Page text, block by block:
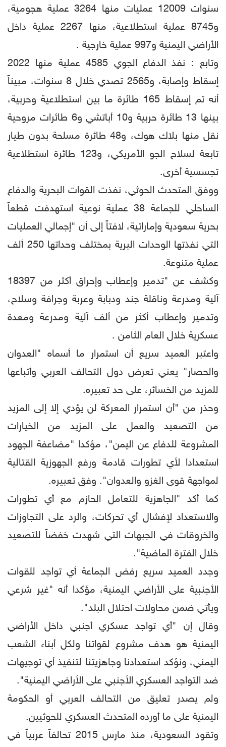
سنوات 12009 عمليات منها 3264 عملية هجومية،
و8745 عملية استطلاعية، منها 2267 عملية داخل
الأراضي اليمنية و997 عملية خارجية .
وتابع : نفذ الدفاع الجوي 4585 عملية منها 2022
إسقاط وإصابة، و2565 تصدي خلال 8 سنوات، مبيناً
أنه تم إسقاط 165 طائرة ما بين استطلاعية وحربية،
بينها 13 طائرة حربية و10 أباتشي و6 طائرات مروحية
نقل منها بلاك هوك، و48 طائرة مسلحة بدون طيار
تابعة لسلاح الجو الأمريكي، و123 طائرة استطلاعية
تجسسية أخرى.
ووفق المتحدث الحوثي، نفذت القوات البحرية والدفاع
الساحلي للجماعة 38 عملية نوعية استهدفت قطعاً
بحرية سعودية وإماراتية، لافتاً إلى أن "إجمالي العمليات
التي نفذتها الوحدات البرية بمختلف وحداتها 250 ألف
عملية متنوعة.
وكشف عن "تدمير وإعطاب وإحراق أكثر من 18397
آلية ومدرعة وناقلة جند ودبابة وعربة وجرافة وسلاح،
وتدمير وإعطاب أكثر من ألف آلية ومدرعة ومعدة
عسكرية خلال العام الثامن .
واعتبر العميد سريع أن استمرار ما أسماه "العدوان
والحصار" يعني تعرض دول التحالف العربي وأتباعها
للمزيد من الخسائر، على حد تعبيره.
وحذر من "أن استمرار المعركة لن يؤدي إلا إلى المزيد
من التصعيد والعمل على المزيد من الخيارات
المشروعة للدفاع عن اليمن"، مؤكدا "مضاعفة الجهود
استعدادا لأي تطورات قادمة ورفع الجهوزية القتالية
لمواجهة قوى الغزو والعدوان". وفق تعبيره.
كما أكد "الجاهزية للتعامل الحازم مع أي تطورات
والاستعداد لإفشال أي تحركات، والرد على التجاوزات
والخروقات في الجبهات التي شهدت خفضاً للتصعيد
خلال الفترة الماضية".
وجدد العميد سريع رفض الجماعة أي تواجد للقوات
الأجنبية على الأراضي اليمنية، مؤكدا أنه "غير شرعي
ويأتي ضمن محاولات احتلال البلد".
وقال إن "أي تواجد عسكري أجنبي داخل الأراضي
اليمنية هو هدف مشروع لقواتنا ولكل أبناء الشعب
اليمني، ونؤكد استعدادنا وجاهزيتنا لتنفيذ أي توجيهات
ضد التواجد العسكري الأجنبي على الأراضي اليمنية".
ولم يصدر تعليق من التحالف العربي أو الحكومة
اليمنية على ما أورده المتحدث العسكري للحوثيين.
وتقود السعودية، منذ مارس 2015 تحالفاً عربياً في